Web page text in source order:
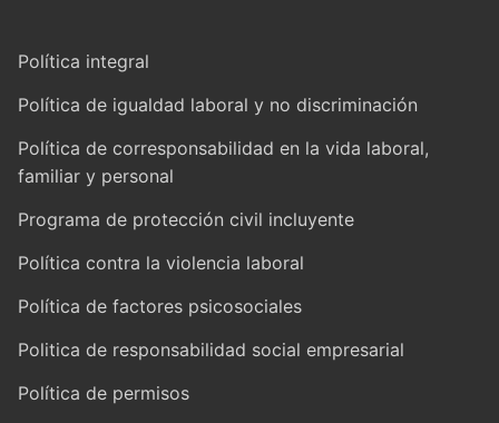
Política integral
Política de igualdad laboral y no discriminación
Política de corresponsabilidad en la vida laboral,
familiar y personal
Programa de protección civil incluyente
Política contra la violencia laboral
Política de factores psicosociales
Politica de responsabilidad social empresarial
Política de permisos